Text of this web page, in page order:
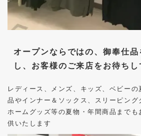
オープンならではの、御奉仕品
し、お客様のご来店をお待ちし
レディース、メンズ、キッズ、ベビー
品やインナー＆ソックス、スリーピング
ホームグッズ等の夏物・年間商品までも
供いたします